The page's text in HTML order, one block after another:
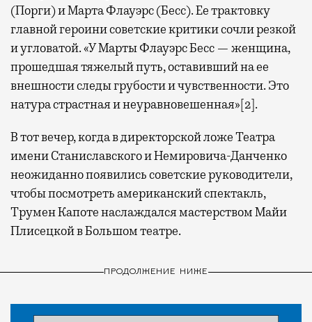
(Порги) и Марта Флауэрс (Бесс). Ее трактовку
главной героини советские критики сочли резкой
и угловатой. «У Марты Флауэрс Бесс — женщина,
прошедшая тяжелый путь, оставивший на ее
внешности следы грубости и чувственности. Это
натура страстная и неуравновешенная»[2].
В тот вечер, когда в директорской ложе Театра
имени Станиславского и Немировича-Данченко
неожиданно появились советские руководители,
чтобы посмотреть американский спектакль,
Трумен Капоте наслаждался мастерством Майи
Плисецкой в Большом театре.
ПРОДОЛЖЕНИЕ НИЖЕ